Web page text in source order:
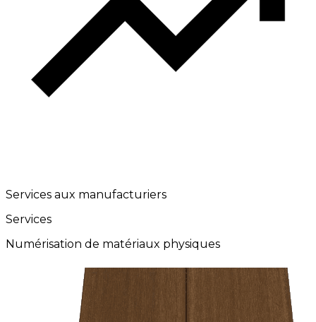
Services aux manufacturiers
Services
Numérisation de matériaux physiques